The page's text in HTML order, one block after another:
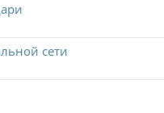
сети